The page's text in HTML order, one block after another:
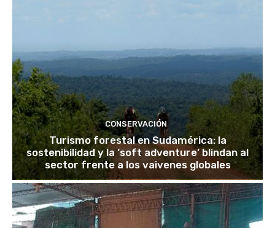
CONSERVACIÓN
Turismo forestal en Sudamérica: la
sostenibilidad y la ‘soft adventure’ blindan al
sector frente a los vaivenes globales